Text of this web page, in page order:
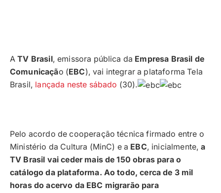
ATV Brasil, emissora pública da Empresa Brasil de
Comunicação (EBC), vai integrar a plataforma Tela
Brasil, lançada neste sábado (30).
Pelo acordo de cooperação técnica firmado entre o
Ministério da Cultura (MinC) e a EBC, inicialmente,a
TV Brasil vai ceder mais de 150 obras para o
catálogo da plataforma. Ao todo, cerca de 3 mil
horas do acervo da EBC migrarão para